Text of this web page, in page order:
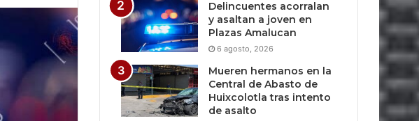
Delincuentes acorralan
y asaltan a joven en
Plazas Amalucan
6 agosto, 2026
Mueren hermanos en la
Central de Abasto de
Huixcolotla tras intento
de asalto